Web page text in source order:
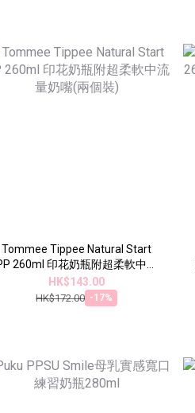
Tommee Tippee Natural Start
260ml 印花奶瓶附超柔軟中流
量奶嘴(兩個裝)
HK$143.00
HK$172.00 -17%